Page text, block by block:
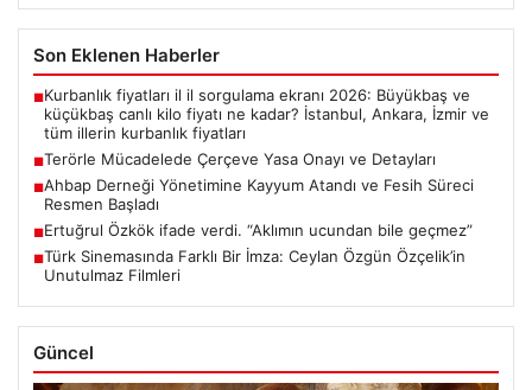
Son Eklenen Haberler
■Kurbanlık fiyatları il il sorgulama ekranı 2026: Büyükbaş ve
küçükbaş canlı kilo fiyatı ne kadar? İstanbul, Ankara, İzmir ve
tüm illerin kurbanlık fiyatları
■Terörle Mücadelede Çerçeve Yasa Onayı ve Detayları
■Ahbap Derneği Yönetimine Kayyum Atandı ve Fesih Süreci
Resmen Başladı
■Ertuğrul Özkök ifade verdi. “Aklımın ucundan bile geçmez”
■Türk Sinemasında Farklı Bir İmza: Ceylan Özgün Özçelik’in
Unutulmaz Filmleri
Güncel